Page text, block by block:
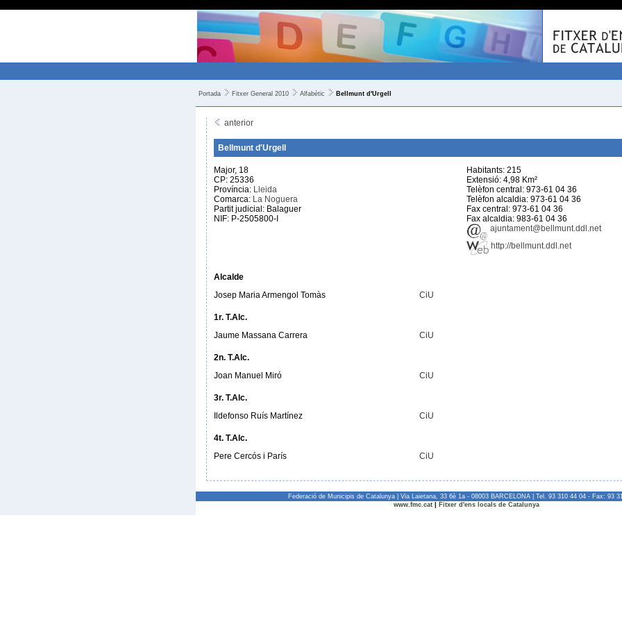
Portada Fitxer General 2010 Alfabètic Bellmunt d'Urgell
anterior
Bellmunt d'Urgell
Major, 18
CP: 25336
Província: Lleida
Comarca: La Noguera
Partit judicial: Balaguer
NIF: P-2505800-I
Habitants: 215
Extensió: 4,98 Km²
Telèfon central: 973-61 04 36
Telèfon alcaldia: 973-61 04 36
Fax central: 973-61 04 36
Fax alcaldia: 983-61 04 36
ajuntament@bellmunt.ddl.net
http://bellmunt.ddl.net
Alcalde
Josep Maria Armengol Tomàs
CiU
1r. T.Alc.
Jaume Massana Carrera
CiU
2n. T.Alc.
Joan Manuel Miró
CiU
3r. T.Alc.
Ildefonso Ruís Martínez
CiU
4t. T.Alc.
Pere Cercós i París
CiU
Federació de Municipis de Catalunya | Via Laietana, 33 6è 1a - 08003 BARCELONA | Tel. 93 310 44 04 - Fax: 93
www.fmc.cat
Fitxer d'ens locals de Catalunya